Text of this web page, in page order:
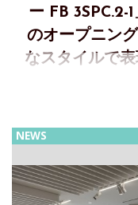
ー FB 3SPC.2-
のオープニン
なスタイルで
された新たなモノク
時計「クロノメータ
スとニッケルシルバ
NEWS